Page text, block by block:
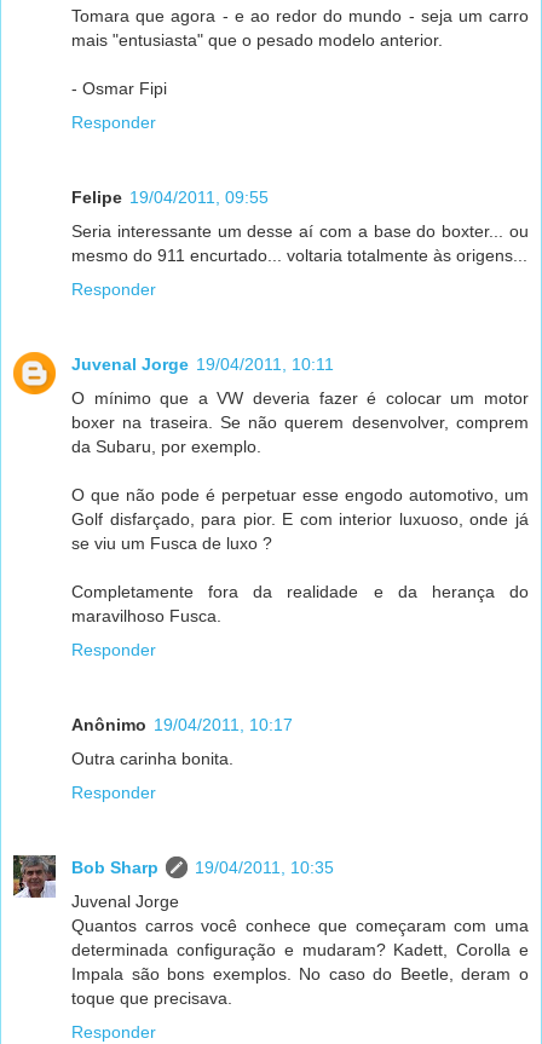
Tomara que agora - e ao redor do mundo - seja um carro
mais "entusiasta" que o pesado modelo anterior.
- Osmar Fipi
Responder
Felipe 19/04/2011, 09:55
Seria interessante um desse aí com a base do boxter... ou
mesmo do 911 encurtado... voltaria totalmente às origens...
Responder
Juvenal Jorge 19/04/2011, 10:11
O mínimo que a VW deveria fazer é colocar um motor
boxer na traseira. Se não querem desenvolver, comprem
da Subaru, por exemplo.
O que não pode é perpetuar esse engodo automotivo, um
Golf disfarçado, para pior. E com interior luxuoso, onde já
se viu um Fusca de luxo ?
Completamente fora da realidade e da herança do
maravilhoso Fusca.
Responder
Anônimo 19/04/2011, 10:17
Outra carinha bonita.
Responder
Bob Sharp
19/04/2011, 10:35
Juvenal Jorge
Quantos carros você conhece que começaram com uma
determinada configuração e mudaram? Kadett, Corolla e
Impala são bons exemplos. No caso do Beetle, deram o
toque que precisava.
Responder